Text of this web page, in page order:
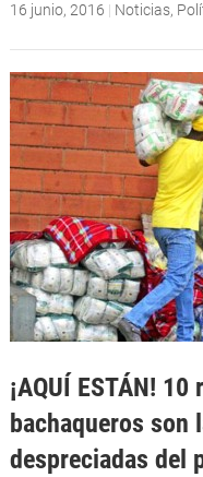
16 junio, 2016 | Noticias,
¡AQUÍ ESTÁN!
bachaqueros son
despreciadas del